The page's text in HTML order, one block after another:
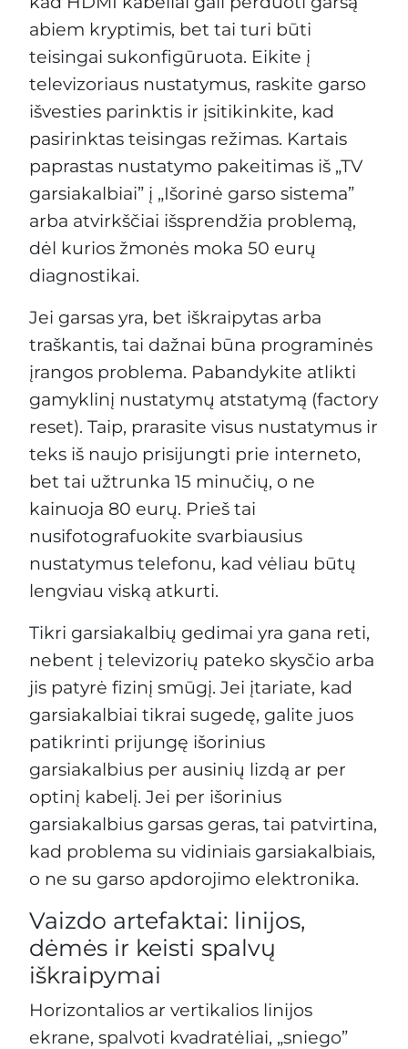
abiem kryptimis, bet tai turi būti
teisingai sukonfigūruota. Eikite į
televizoriaus nustatymus, raskite garso
išvesties parinktis ir įsitikinkite, kad
pasirinktas teisingas režimas. Kartais
paprastas nustatymo pakeitimas iš „TV
garsiakalbiai” į „Išorinė garso sistema”
arba atvirkščiai išsprendžia problemą,
dėl kurios žmonės moka 50 eurų
diagnostikai.
Jei garsas yra, bet iškraipytas arba
traškantis, tai dažnai būna programinės
įrangos problema. Pabandykite atlikti
gamyklinį nustatymų atstatymą (factory
reset). Taip, prarasite visus nustatymus ir
teks iš naujo prisijungti prie interneto,
bet tai užtrunka 15 minučių, o ne
kainuoja 80 eurų. Prieš tai
nusifotografuokite svarbiausius
nustatymus telefonu, kad vėliau būtų
lengviau viską atkurti.
Tikri garsiakalbių gedimai yra gana reti,
nebent į televizorių pateko skysčio arba
jis patyrė fizinį smūgį. Jei įtariate, kad
garsiakalbiai tikrai sugedę, galite juos
patikrinti prijungę išorinius
garsiakalbius per ausinių lizdą ar per
optinį kabelį. Jei per išorinius
garsiakalbius garsas geras, tai patvirtina,
kad problema su vidiniais garsiakalbiais,
o ne su garso apdorojimo elektronika.
Vaizdo artefaktai: linijos,
dėmės ir keisti spalvų
iškraipymai
Horizontalios ar vertikalios linijos
ekrane, spalvoti kvadratėliai, „sniego”